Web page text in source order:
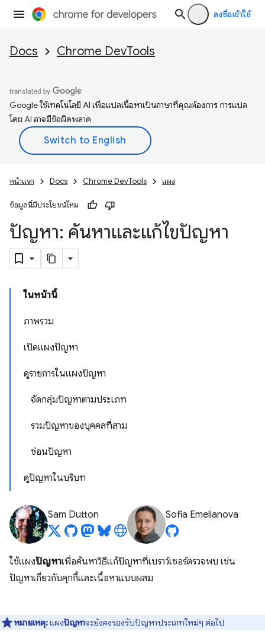
ลงชื่อเข้าใช้
Docs Chrome DevTools
Google ใช้เทคโนโลยี AI เพื่อแปลเนื้อหาเป็นภาษาที่คุณต้องการ การแปล
โดย AI อาจมีข้อผิดพลาด
หน้าแรก Docs Chrome DevTools แผง
ข้อมูลนี้มีประโยชน์ไหม
ปัญหา: ค้นหาและแก้ไขปัญหา
ในหน้านี้
ภาพรวม
เปิดแผงปัญหา
ดูรายการในแผงปัญหา
จัดกลุ่มปัญหาตามประเภท
รวมปัญหาของบุคคลที่สาม
ซ่อนปัญหา
ดูปัญหาในบริบท
Sam Dutton Sofia Emelianova
ใช้แผงปัญหาเพื่อค้นหาวิธีแก้ปัญหาที่เบราว์เซอร์ตรวจพบ เช่น
ปัญหาเกี่ยวกับคุกกี้และเนื้อหาแบบผสม
หมายเหตุ:แผงปัญหาจะยังคงรองรับปัญหาประเภทใหม่ๆ ต่อไป